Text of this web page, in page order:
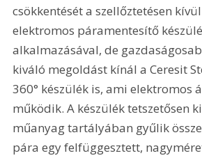
csökkentését a szellőztetésen
elektromos páramentesítő
alkalmazásával, de
kiváló megoldást kínál a Ceresit
360° készülék is, ami elektromos
működik. A készülék tetszetősen
műanyag tartályában gyűlik
pára egy felfüggesztett,